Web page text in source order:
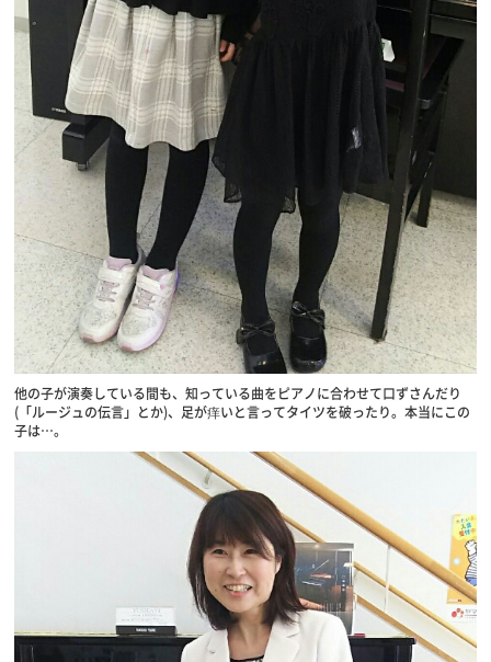
他の子が演奏している間も、知っている曲をピアノに合わせて口ずさんだり
(「ルージュの伝言」とか)、足が痒いと言ってタイツを破ったり。本当にこの
子は…。